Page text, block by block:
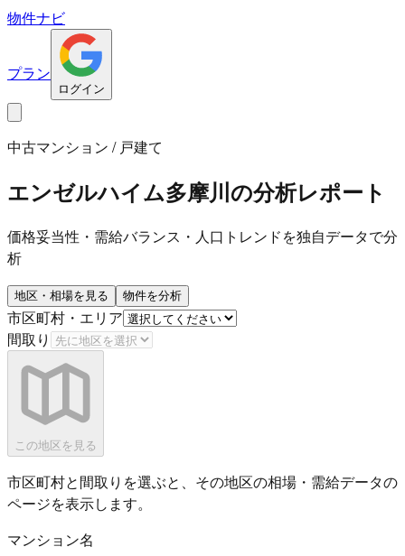
物件ナビ
プラン
ログイン
中古マンション / 戸建て
エンゼルハイム多摩川の分析レポート
価格妥当性・需給バランス・人口トレンドを独自データで分
析
地区・相場を見る 物件を分析
市区町村・エリア
間取り
この地区を見る
市区町村と間取りを選ぶと、その地区の相場・需給データの
ページを表示します。
マンション名